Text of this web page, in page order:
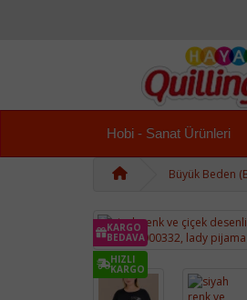
Hobi - Sanat Ürünleri
Büyük Beden
KARGO
BEDAVA
HIZLI
KARGO